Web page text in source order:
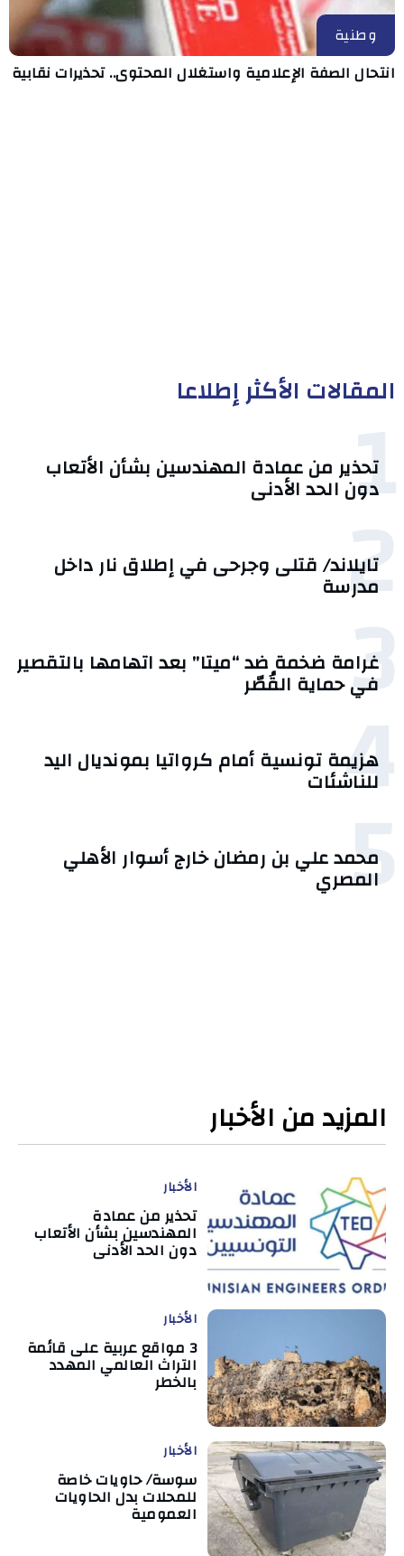
وطنية
انتحال الصفة الإعلامية واستغلال المحتوى.. تحذيرات نقابية
المقالات الأكثر إطلاعا
1
تحذير من عمادة المهندسين بشأن الأتعاب
دون الحد الأدنى
2
تايلاند/ قتلى وجرحى في إطلاق نار داخل
مدرسة
3
غرامة ضخمة ضد “ميتا” بعد اتهامها بالتقصير
في حماية القُصّر
4
هزيمة تونسية أمام كرواتيا بمونديال اليد
للناشئات
5
محمد علي بن رمضان خارج أسوار الأهلي
المصري
المزيد من الأخبار
الأخبار
تحذير من عمادة
المهندسين بشأن الأتعاب
دون الحد الأدنى
الأخبار
3 مواقع عربية على قائمة
التراث العالمي المهدد
بالخطر
الأخبار
سوسة/ حاويات خاصة
للمحلات بدل الحاويات
العمومية